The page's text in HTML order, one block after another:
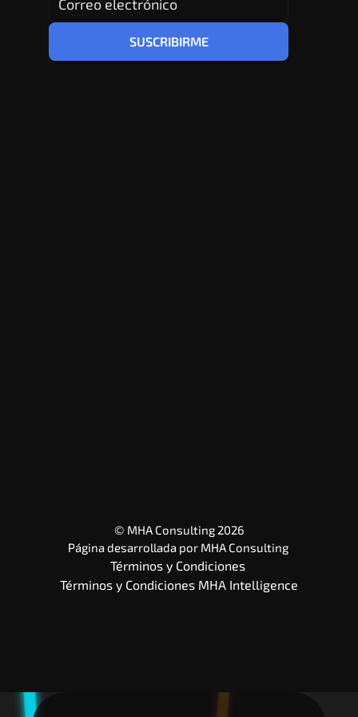
© MHA Consulting 2026
Página desarrollada por MHA Consulting
Términos y Condiciones MHA Intelligence
Términos y Condiciones